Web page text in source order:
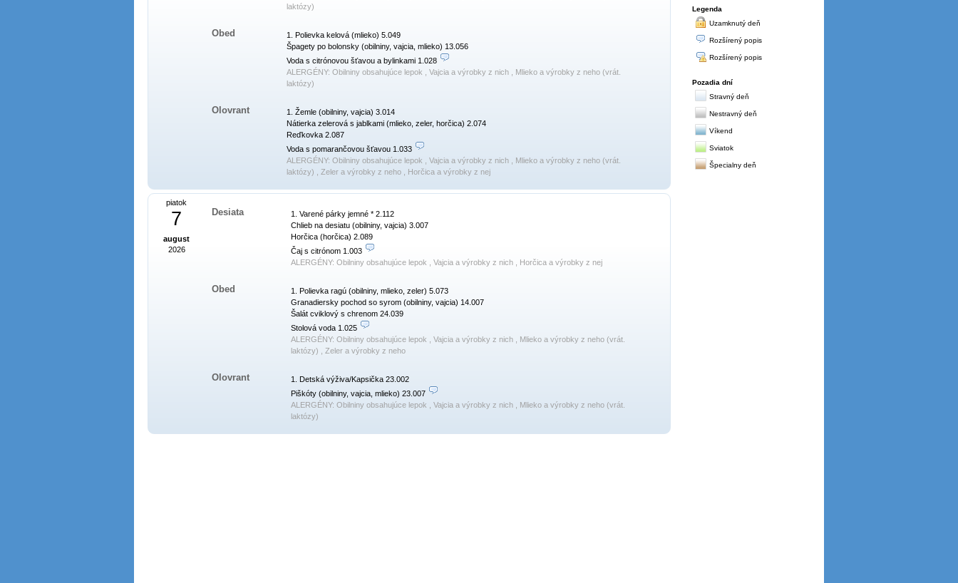
laktózy)
Obed
1. Polievka kelová (mlieko) 5.049
Špagety po bolonsky (obilniny, vajcia, mlieko) 13.056
Voda s citrónovou šťavou a bylinkami 1.028
ALERGÉNY: Obilniny obsahujúce lepok , Vajcia a výrobky z nich , Mlieko a výrobky z neho (vrát.
laktózy)
Olovrant
1. Žemle (obilniny, vajcia) 3.014
Nátierka zelerová s jablkami (mlieko, zeler, horčica) 2.074
Reďkovka 2.087
Voda s pomarančovou šťavou 1.033
ALERGÉNY: Obilniny obsahujúce lepok , Vajcia a výrobky z nich , Mlieko a výrobky z neho (vrát.
laktózy) , Zeler a výrobky z neho , Horčica a výrobky z nej
piatok
7
august
2026
Desiata
1. Varené párky jemné * 2.112
Chlieb na desiatu (obilniny, vajcia) 3.007
Horčica (horčica) 2.089
Čaj s citrónom 1.003
ALERGÉNY: Obilniny obsahujúce lepok , Vajcia a výrobky z nich , Horčica a výrobky z nej
Obed
1. Polievka ragú (obilniny, mlieko, zeler) 5.073
Granadiersky pochod so syrom (obilniny, vajcia) 14.007
Šalát cviklový s chrenom 24.039
Stolová voda 1.025
ALERGÉNY: Obilniny obsahujúce lepok , Vajcia a výrobky z nich , Mlieko a výrobky z neho (vrát.
laktózy) , Zeler a výrobky z neho
Olovrant
1. Detská výživa/Kapsička 23.002
Piškóty (obilniny, vajcia, mlieko) 23.007
ALERGÉNY: Obilniny obsahujúce lepok , Vajcia a výrobky z nich , Mlieko a výrobky z neho (vrát.
laktózy)
Legenda
Uzamknutý deň
Rozšírený popis
Rozšírený popis
Pozadia dní
Stravný deň
Nestravný deň
Víkend
Sviatok
Špecialny deň